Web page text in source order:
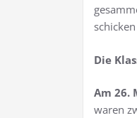
Die
Am 26.
waren